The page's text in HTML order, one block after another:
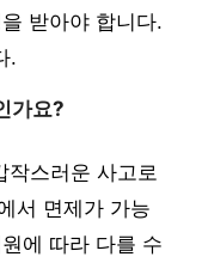
받아야 합니다.
.
가요?
작스러운 사고로
서 면제가 가능
에 따라 다를 수